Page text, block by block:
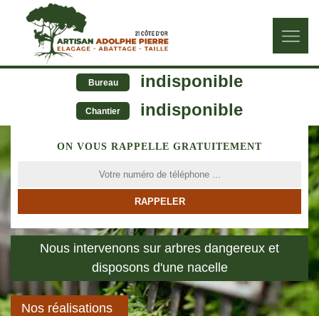
Bureau indisponible
Chantier indisponible
ON VOUS RAPPELLE GRATUITEMENT
Nous intervenons sur arbres dangereux et
disposons d'une nacelle
Nos réalisations